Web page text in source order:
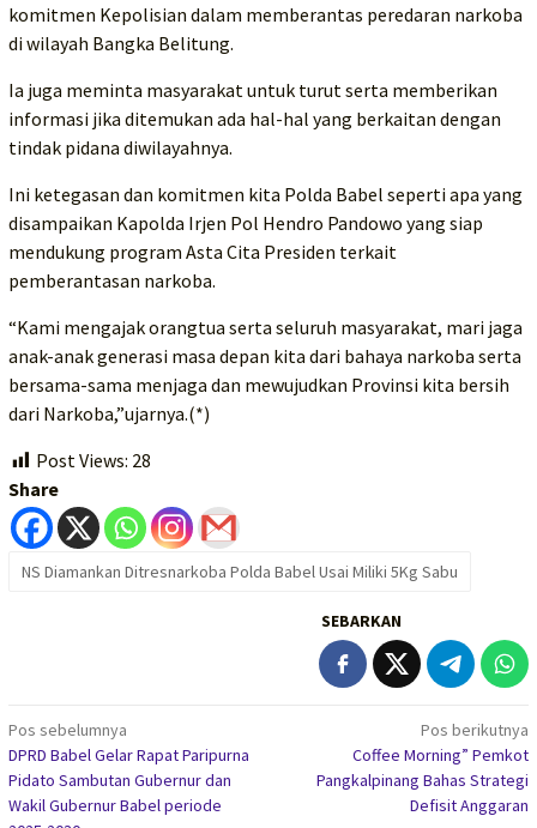
komitmen Kepolisian dalam memberantas peredaran narkoba
di wilayah Bangka Belitung.
Ia juga meminta masyarakat untuk turut serta memberikan
informasi jika ditemukan ada hal-hal yang berkaitan dengan
tindak pidana diwilayahnya.
Ini ketegasan dan komitmen kita Polda Babel seperti apa yang
disampaikan Kapolda Irjen Pol Hendro Pandowo yang siap
mendukung program Asta Cita Presiden terkait
pemberantasan narkoba.
“Kami mengajak orangtua serta seluruh masyarakat, mari jaga
anak-anak generasi masa depan kita dari bahaya narkoba serta
bersama-sama menjaga dan mewujudkan Provinsi kita bersih
dari Narkoba,”ujarnya.(*)
Post Views: 28
Share
NS Diamankan Ditresnarkoba Polda Babel Usai Miliki 5Kg Sabu
SEBARKAN
Navigasi
pos
Pos sebelumnya
DPRD Babel Gelar Rapat Paripurna
Pidato Sambutan Gubernur dan
Wakil Gubernur Babel periode
Pos berikutnya
Coffee Morning” Pemkot
Pangkalpinang Bahas Strategi
Defisit Anggaran